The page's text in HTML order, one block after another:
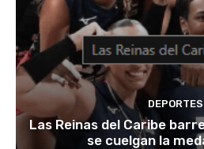
DEPORTES
Las Reinas del Caribe
se cuelgan la